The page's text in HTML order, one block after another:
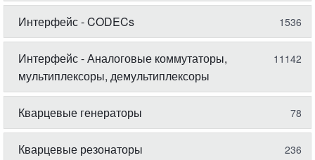
Интерфейс - CODECs 1536
Интерфейс - Аналоговые коммутаторы,
мультиплексоры, демультиплексоры
11142
Кварцевые генераторы 78
Кварцевые резонаторы 236